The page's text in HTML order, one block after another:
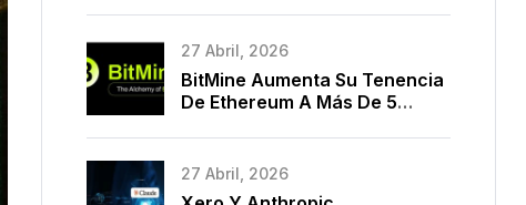
BPC Y Marca Una Década De
Modernización De Pagos
27 Abril, 2026
BitMine Aumenta Su Tenencia
De Ethereum A Más De 5
27 Abril, 2026